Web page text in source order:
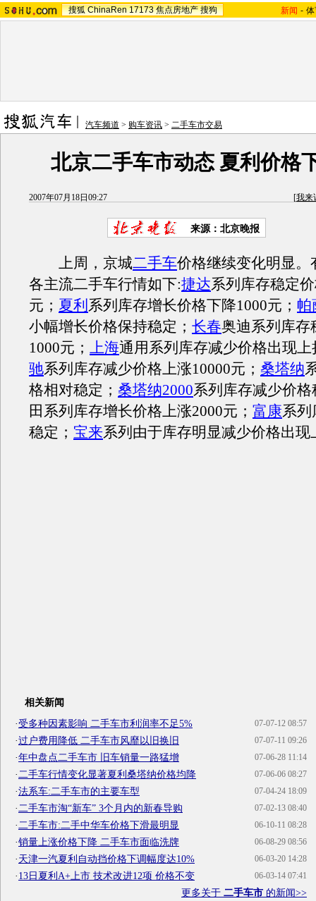
搜狐 ChinaRen 17173 焦点房地产 搜狗 新闻 -
汽车频道 > 购车资讯 > 二手车市交易
北京二手车市动态 夏利价格
2007年07月18日09:27 [我来
来源：北京晚报
上周，京城二手车价格继续变化明显。
各主流二手车行情如下:捷达系列库存稳定
元； 夏利 系列库存增长价格下降1000元； 帕
小幅增长价格保持稳定； 长春奥迪系列库存
1000元； 上海通用系列库存减少价格出现上
驰系列库存减少价格上涨10000元； 桑塔纳
格相对稳定； 桑塔纳2000系列库存减少价格
田系列库存增长价格上涨2000元； 富康系列
稳定； 宝来系列由于库存明显减少价格出现
相关新闻
07-07-12 08:57
·受多种因素影响 二手车市利润率不足5%
07-07-11 09:26
·过户费用降低 二手车市风靡以旧换旧
07-06-28 11:14
·年中盘点二手车市 旧车销量一路猛增
07-06-06 08:27
· 二手车行情变化显著夏利桑塔纳价格均降
07-04-24 18:09
·法系车:二手车市的主要车型
07-02-13 08:40
· 二手车市淘“新车” 3个月内的新春导购
06-10-11 08:28
· 二手车市:二手中华车价格下滑最明显
06-08-29 08:56
·销量上涨价格下降 二手车市面临洗牌
06-03-20 14:28
·天津一汽夏利自动挡价格下调幅度达10%
06-03-14 07:41
·13日夏利A+上市 技术改进12项 价格不变
更多关于 二手车市 的新闻>>